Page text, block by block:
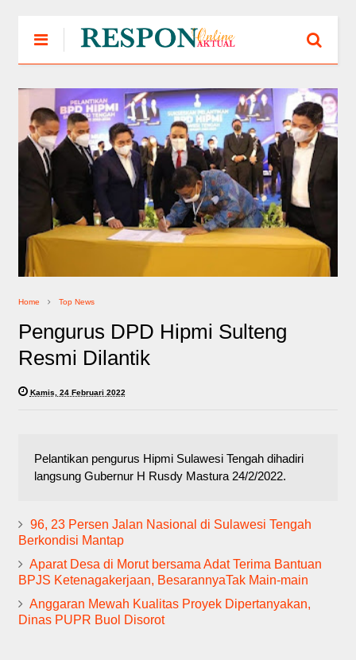
Home Top News
Pengurus DPD Hipmi Sulteng
Resmi Dilantik
Kamis, 24 Februari 2022
Pelantikan pengurus Hipmi Sulawesi Tengah dihadiri
langsung Gubernur H Rusdy Mastura 24/2/2022.
96, 23 Persen Jalan Nasional di Sulawesi Tengah
Berkondisi Mantap
Aparat Desa di Morut bersama Adat Terima Bantuan
BPJS Ketenagakerjaan, BesarannyaTak Main-main
Anggaran Mewah Kualitas Proyek Dipertanyakan,
Dinas PUPR Buol Disorot